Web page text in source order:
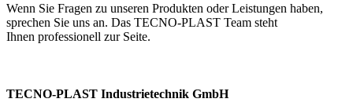
Wenn Sie Fragen zu unseren Produkten oder Leistungen haben,
sprechen Sie uns an. Das TECNO-PLAST Team steht
Ihnen professionell zur Seite.
TECNO-PLAST Industrietechnik GmbH